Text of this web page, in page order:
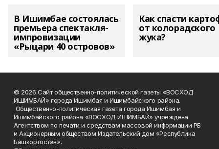
В Ишимбае состоялась
премьера спектакля-
импровизации
«Рыцари 40 островов»
Как спасти
от колорадского
жука?
© 2026 Сайт общественно-политической газеты «ВОСХОД
ИШИМБАЙ» города Ишимбая и Ишимбайского района.
Общественно-политическая газета города Ишимбая и
Ишимбайского района «ВОСХОД ИШИМБАЙ» учреждена
Агентством по печати и средствам массовой информации РБ
и Акционерным обществом Издательский дом «Республика
Башкортостан».